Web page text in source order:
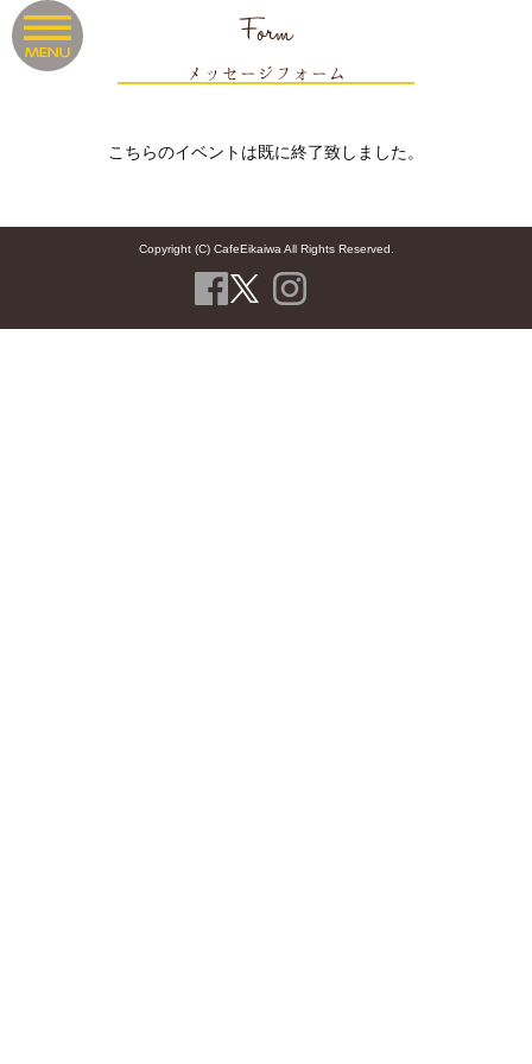
Form
メッセージフォーム
こちらのイベントは既に終了致しました。
Copyright (C) CafeEikaiwa All Rights Reserved.